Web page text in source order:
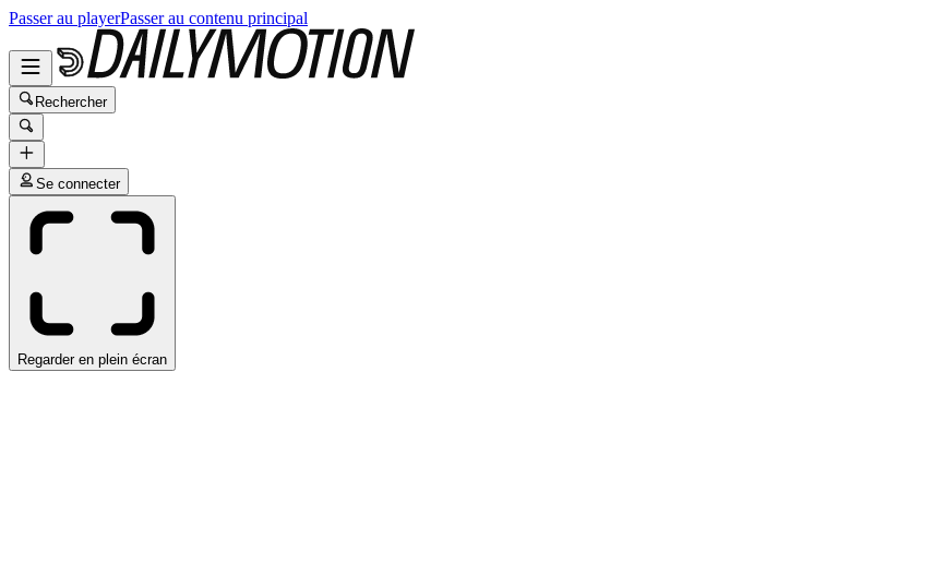
Passer au playerPasser au contenu principal
Rechercher
Se connecter
Regarder en plein écran